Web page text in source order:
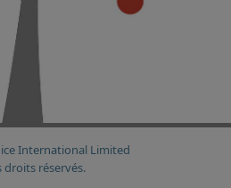
International Limited
droits réservés.